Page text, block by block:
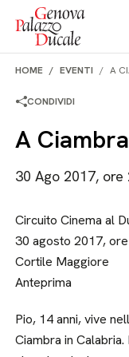
Salta al contenuto
HOME EVENTI A
CONDIVIDI
A Ciambra
30 Ago 2017, ore
Circuito Cinema al
30 agosto 2017,
Cortile Maggiore
Anteprima
Pio, 14 anni, vive
Ciambra in